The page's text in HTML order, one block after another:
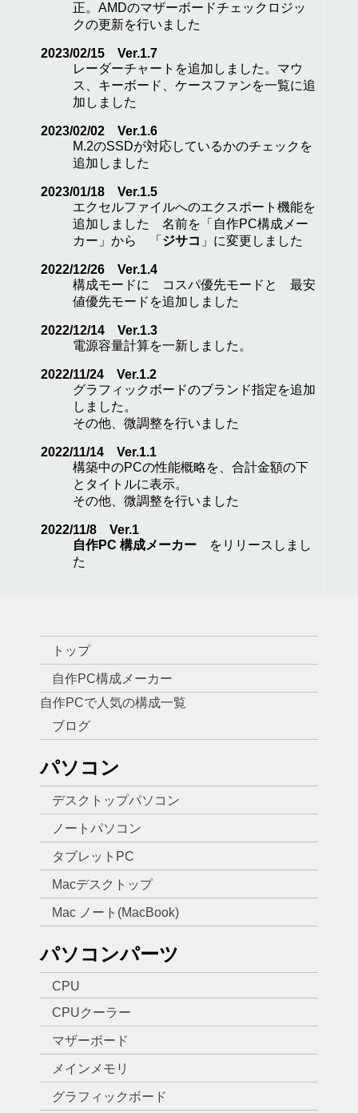
正。AMDのマザーボードチェックロジッ
クの更新を行いました
2023/02/15 Ver.1.7
レーダーチャートを追加しました。マウ
ス、キーボード、ケースファンを一覧に追
加しました
2023/02/02 Ver.1.6
M.2のSSDが対応しているかのチェックを
追加しました
2023/01/18 Ver.1.5
エクセルファイルへのエクスポート機能を
追加しました 名前を「自作PC構成メー
カー」から 「 ジサコ 」に変更しました
2022/12/26 Ver.1.4
構成モードに コスパ優先モードと 最安
値優先モードを追加しました
2022/12/14 Ver.1.3
電源容量計算を一新しました。
2022/11/24 Ver.1.2
グラフィックボードのブランド指定を追加
しました。
その他、微調整を行いました
2022/11/14 Ver.1.1
構築中のPCの性能概略を、合計金額の下
とタイトルに表示。
その他、微調整を行いました
2022/11/8 Ver.1
自作PC 構成メーカー をリリースしまし
た
トップ
自作PC構成メーカー
自作PCで人気の構成一覧
ブログ
パソコン
デスクトップパソコン
ノートパソコン
タブレットPC
Macデスクトップ
Mac ノート(MacBook)
パソコンパーツ
CPU
CPUクーラー
マザーボード
メインメモリ
グラフィックボード